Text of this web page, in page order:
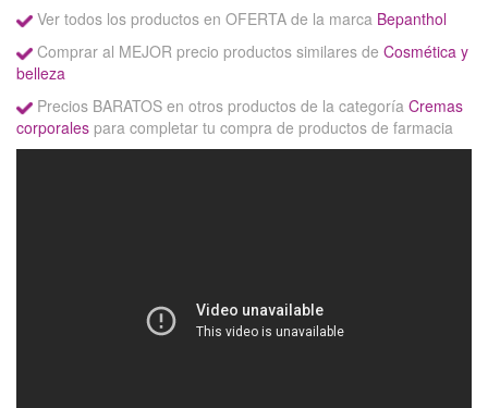
Ver todos los productos en OFERTA de la marca Bepanthol
Comprar al MEJOR precio productos similares de Cosmética y
belleza
Precios BARATOS en otros productos de la categoría Cremas
corporales para completar tu compra de productos de farmacia